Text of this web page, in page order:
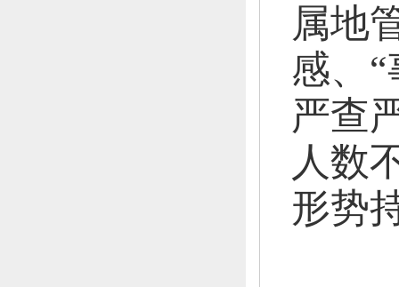
属地
感、
严查
人数
形势